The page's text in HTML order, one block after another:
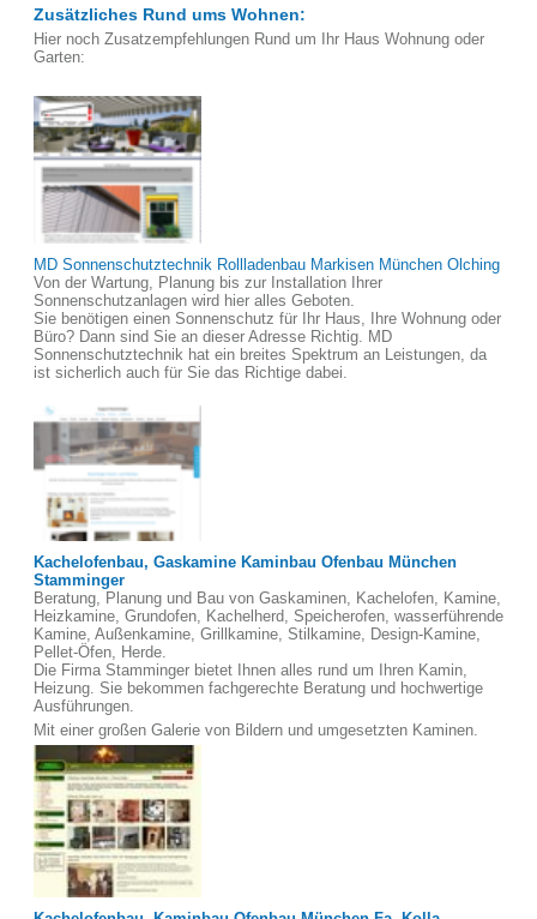
Zusätzliches Rund ums Wohnen:
Hier noch Zusatzempfehlungen Rund um Ihr Haus Wohnung oder
Garten:
MD Sonnenschutztechnik Rollladenbau Markisen München Olching
Von der Wartung, Planung bis zur Installation Ihrer
Sonnenschutzanlagen wird hier alles Geboten.
Sie benötigen einen Sonnenschutz für Ihr Haus, Ihre Wohnung oder
Büro? Dann sind Sie an dieser Adresse Richtig. MD
Sonnenschutztechnik hat ein breites Spektrum an Leistungen, da
ist sicherlich auch für Sie das Richtige dabei.
Kachelofenbau, Gaskamine Kaminbau Ofenbau München
Stamminger
Beratung, Planung und Bau von Gaskaminen, Kachelofen, Kamine,
Heizkamine, Grundofen, Kachelherd, Speicherofen, wasserführende
Kamine, Außenkamine, Grillkamine, Stilkamine, Design-Kamine,
Pellet-Öfen, Herde.
Die Firma Stamminger bietet Ihnen alles rund um Ihren Kamin,
Heizung. Sie bekommen fachgerechte Beratung und hochwertige
Ausführungen.
Mit einer großen Galerie von Bildern und umgesetzten Kaminen.